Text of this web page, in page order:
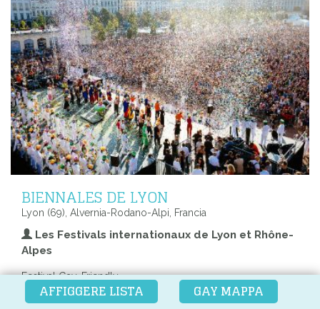
BIENNALES DE LYON
Lyon (69), Alvernia-Rodano-Alpi, Francia
Les Festivals internationaux de Lyon et Rhône-
Alpes
Festival Gay-Friendly
AFFIGGERE LISTA GAY MAPPA